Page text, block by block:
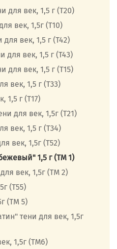
для век, 1,5 г (Т20)
век, 1,5г (Т10)
век, 1,5 г (Т42)
век, 1,5 г (Т43)
для век, 1,5 г (Т15)
век, 1,5 г (Т33)
1,5 г (Т17)
для век, 1,5г (Т21)
век, 1,5 г (Т34)
век, 1,5г (Т52)
1,5 г (ТМ 1)
век, 1,5г (ТМ 2)
(Т55)
(ТМ 5)
тени для век, 1,5г
1,5г (ТМ6)